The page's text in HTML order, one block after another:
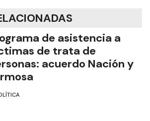
de asistencia a
de trata de
acuerdo Nación y